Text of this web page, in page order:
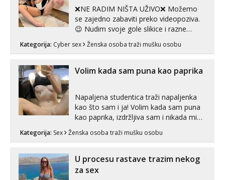
❌NE RADIM NIŠTA UŽIVO❌ Možemo
se zajedno zabaviti preko videopoziva.
😉 Nudim svoje gole slikice i razne
videouradke. 🤩 Za online zabavu pošalji
poruku na Whatsapp, Telegram ili Viber.
autentičnosti možeš me vidjeti na
Kategorija: Cyber sex Ženska osoba traži mušku osobu
Volim kada sam puna kao paprika
Napaljena studentica traži napaljenka
kao što sam i ja! Volim kada sam puna
kao paprika, izdržljiva sam i nikada mi
puta dnevno bilo kad i bilo gdje zato se
link ispod i nadji me tamo, cekam te!
Kategorija: Sex Ženska osoba traži mušku osobu
U procesu rastave trazim nekog
za sex